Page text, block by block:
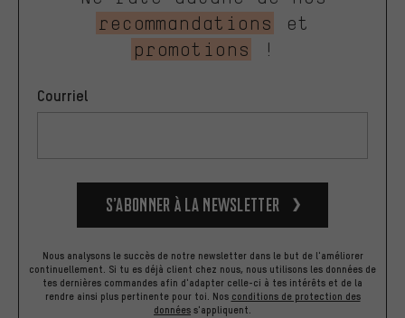
recommandations
et
promotions
!
Courriel
S’abonner à la newsletter
Nous analysons le succès de notre newsletter dans le but de l'améliorer
continuellement. Si tu es déjà client chez nous, nous utilisons les données de
tes dernières commandes afin d'adapter celle-ci à tes intérêts et de la
rendre ainsi plus pertinente pour toi. Nos conditions de protection des
données s'appliquent.